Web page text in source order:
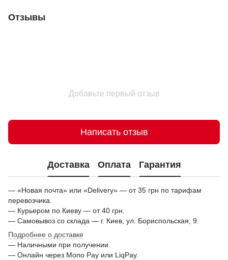
Отзывы
Добавьте первый отзыв
Написать отзыв
Доставка Оплата Гарантия
— «Новая почта» или «Delivery» — от 35 грн по тарифам
перевозчика.
— Курьером по Киеву — от 40 грн.
— Самовывоз со склада — г. Киев, ул. Бориспольская, 9.
Подробнее о доставке
— Наличными при получении.
— Онлайн через Mono Pay или LiqPay.